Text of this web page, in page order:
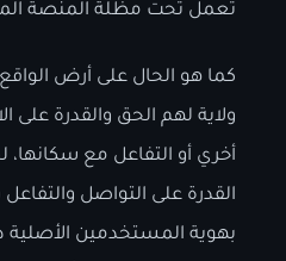
تعمل تحت مظلة المنصة
كما هو الحال على أرض
ولاية لهم الحق والقدرة على
أخري أو التفاعل مع
القدرة على التواصل
بهوية المستخدمين